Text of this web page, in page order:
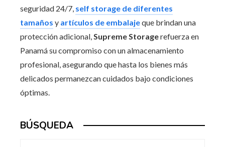
seguridad 24/7, self storage de diferentes
tamaños y artículos de embalajeque brindan una
protección adicional,Supreme Storagerefuerza en
Panamá su compromiso con un almacenamiento
profesional, asegurando que hasta los bienes más
delicados permanezcan cuidados bajo condiciones
óptimas.
BÚSQUEDA